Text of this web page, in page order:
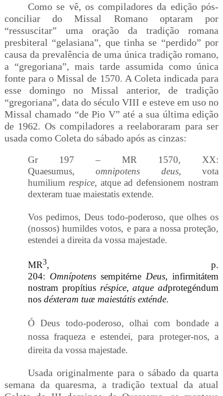
Como se vê, os compiladores da edição pós-
conciliar do Missal Romano optaram por
“ressuscitar” uma oração da tradição romana
presbiteral “gelasiana”, que tinha se “perdido” por
causa da prevalência de uma única tradição romano,
a “gregoriana”, mais tarde assumida como única
fonte para o Missal de 1570. A Coleta indicada para
esse domingo no Missal anterior, de tradição
“gregoriana”, data do século VIII e esteve em uso no
Missal chamado “de Pio V” até a sua última edição
de 1962. Os compiladores a reelaboraram para ser
usada como Coleta do sábado após as cinzas:
Gr 197 – MR 1570, XX:
Quaesumus,omnipotens deus, vota
humilium respice, atque ad defensionem nostram
dexteram tuae maiestatis extende.
Vos pedimos, Deus todo-poderoso, que olhes os
(nossos) humildes votos, e para a nossa proteção,
estendei a direita da vossa majestade.
MR3, p.
204: Omnípotens sempitérne Deus, infirmitátem
nostram propítius réspice,atque adprotegéndum
nosdéxteram tuæ maiestátis exténde.
Ó Deus todo-poderoso, olhai com bondade a
nossa fraqueza e estendei, para proteger-nos, a
direita da vossa majestade.
Usada originalmente para o sábado da quarta
semana da quaresma, a tradição textual da atual